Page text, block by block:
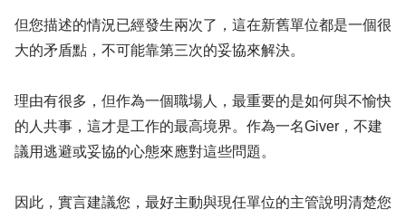
但您描述的情況已經發生兩次了，這在新舊單位都是一個很
大的矛盾點，不可能靠第三次的妥協來解決。
理由有很多，但作為一個職場人，最重要的是如何與不愉快
的人共事，這才是工作的最高境界。作為一名Giver，不建
議用逃避或妥協的心態來應對這些問題。
因此，實言建議您，最好主動與現任單位的主管說明清楚您